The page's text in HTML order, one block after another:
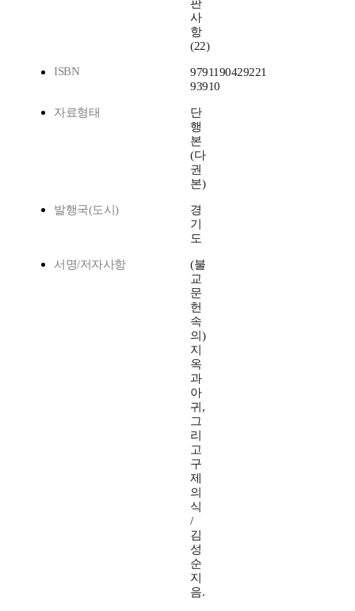
판
사
항
(22)
ISBN
9791190429221
93910
자료형태
단
행
본
(다
권
본)
발행국(도시)
경
기
도
서명/저자사항
(불
교
문
헌
속
의)
지
옥
과
아
귀,
그
리
고
구
제
의
식
/
김
성
순
지
음.